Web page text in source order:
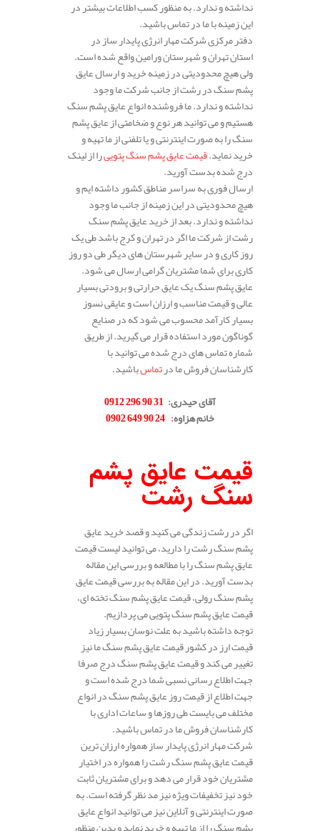
نداشته و ندارد. به منظور کسب اطلاعات بیشتر در
این زمینه با ما در تماس باشید.
دفتر مرکزی شرکت مهار انرژی پایدار ساز در
استان تهران و شهرستان ورامین واقع شده است.
ولی هیچ محدودیتی در زمینه خرید و ارسال عایق
پشم سنگ در رشت از جانب شرکت ما وجود
نداشته و ندارد. ما فروشنده انواع عایق پشم سنگ
هستیم و می توانید هر نوع و ضخامتی از عایق پشم
سنگ را به صورت اینترنتی و یا تلفنی از ما تهیه و
خرید نماید.قیمت عایق پشم سنگ پتوییرا از لینک
درج شده بدست آورید.
ارسال فوری به سراسر مناطق کشور داشته ایم و
هیچ محدودیتی در این زمینه از جانب ما وجود
نداشته و ندارد. بعد از خرید عایق پشم سنگ
رشت از شرکت ما اگر در تهران و کرج باشد طی یک
روز کاری و در سایر شهرستان های دیگر طی دو روز
کاری برای شما مشتریان گرامی ارسال می شود.
عایق پشم سنگ یک عایق حرارتی و برودتی بسیار
عالی و قیمت مناسب و ارزان است و عایقی نسوز
بسیار کارآمد محسوب می شود که در صنایع
گوناگون مورد استفاده قرار می گیرید. از طریق
شماره تماس های درج شده می توانید با
کارشناسان فروش ما درتماسباشید.
آقای حیدری:
31 90 296 0912
خانم هزاوه:
24 90 649 0902
قیمت عایق پشم
سنگ رشت
اگر در رشت زندگی می کنید و قصد خرید عایق
پشم سنگ رشت را دارید، می توانید لیست قیمت
عایق پشم سنگ را با مطالعه و بررسی این مقاله
بدست آورید. در این مقاله به بررسی قیمت عایق
پشم سنگ رولی، قیمت عایق پشم سنگ تخته ای،
قیمت عایق پشم سنگ پتویی می پردازیم.
توجه داشته باشید به علت نوسان بسیار زیاد
قیمت ارز در کشور قیمت عایق پشم سنگ ما نیز
تغییر می کند و قیمت عایق پشم سنگ درج صرفا
جهت اطلاع رسانی نسبی شما درج شده است و
جهت اطلاع از قیمت روز عایق پشم سنگ در انواع
مختلف می بایست طی روزها و ساعات اداری با
کارشناسان فروش ما در تماس باشید.
شرکت مهار انرژی پایدار ساز همواره ارزان ترین
قیمت عایق پشم سنگ رشت را همواره در اختیار
مشتریان خود قرار می دهد و برای مشتریان ثابت
خود نیز تخفیفات ویژه نیز مد نظر گرفته است. به
صورت اینترنتی و آنلاین نیز می توانید انواع عایق